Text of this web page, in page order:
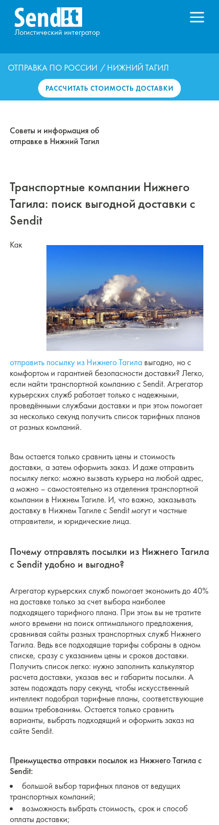
Логистический интегратор
ОТПРАВКА ПО РОССИИ / НИЖНИЙ ТАГИЛ
РАССЧИТАТЬ СТОИМОСТЬ ДОСТАВКИ
Советы и информация об
отправке в Нижний Тагил
Транспортные компании Нижнего
Тагила: поиск выгодной доставки с
Sendit
Как
отправить посылку из Нижнего Тагила выгодно, но с
комфортом и гарантией безопасности доставки? Легко,
если найти транспортной компанию с Sendit. Агрегатор
курьерских служб работает только с надежными,
проведёнными службами доставки и при этом помогает
за несколько секунд получить список тарифных планов
от разных компаний.
Вам остается только сравнить цены и стоимость
доставки, а затем оформить заказ. И даже отправить
посылку легко: можно вызвать курьера на любой адрес,
а можно – самостоятельно из отделения транспортной
компании в Нижнем Тагиле. И, что важно, заказывать
доставку в Нижнем Тагиле с Sendit могут и частные
отправители, и юридические лица.
Почему отправлять посылки из Нижнего Тагила
с Sendit удобно и выгодно?
Агрегатор курьерских служб помогает экономить до 40%
на доставке только за счет выбора наиболее
подходящего тарифного плана. При этом вы не тратите
много времени на поиск оптимального предложения,
сравнивая сайты разных транспортных служб Нижнего
Тагила. Ведь все подходящие тарифы собраны в одном
списке, сразу с указанием цены и сроков доставки.
Получить список легко: нужно заполнить калькулятор
расчета доставки, указав вес и габариты посылки. А
затем подождать пару секунд, чтобы искусственный
интеллект подобрал тарифные планы, соответствующие
вашим требованиям. Остается только сравнить
варианты, выбрать подходящий и оформить заказ на
сайте Sendit.
Преимущества отправки посылок из Нижнего Тагила с
Sendit:
большой выбор тарифных планов от ведущих
транспортных компаний;
возможность выбрать стоимость, срок и способ
оплаты доставки;